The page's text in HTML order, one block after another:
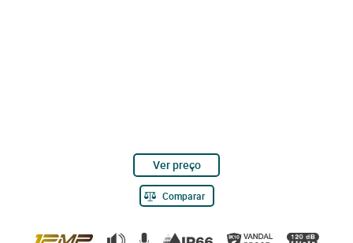
Ver preço
Comparar